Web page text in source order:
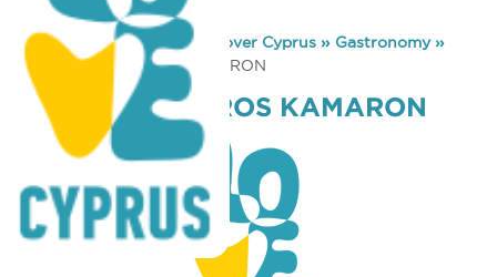
You are here: Home »Discover Cyprus » Gastronomy»
TAVERNA TEFKROS KAMARON
TAVERNA TEFKROS KAMARON